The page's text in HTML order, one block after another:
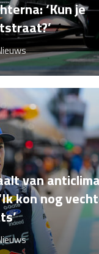
‘Kun je
van
kon nog